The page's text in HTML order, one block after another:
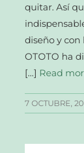
quitar. Así
diseño y
OTOTO ha
[…] Read
7 OCTUBRE,